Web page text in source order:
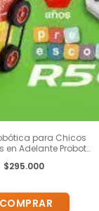
para Chicos
en Adelante Probots
+ Capacitación
$295.000